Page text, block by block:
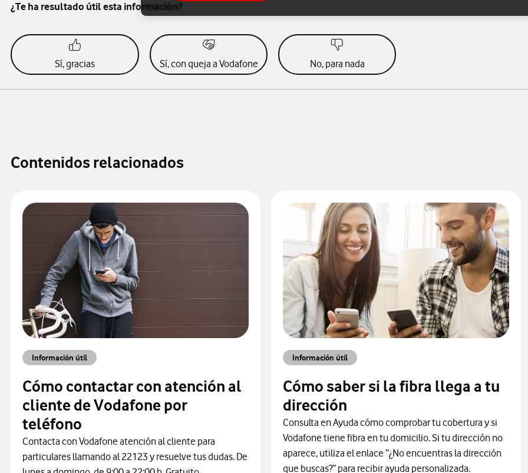
¿Te ha resultado útil esta información?
Sí, gracias Sí, con queja a Vodafone No, para nada
Contenidos relacionados
Información útil
Cómo contactar con atención al
cliente de Vodafone por
teléfono
Contacta con Vodafone atención al cliente para
particulares llamando al 22123 y resuelve tus dudas. De
Información útil
Cómo saber si la fibra llega a tu
dirección
Consulta en Ayuda cómo comprobar tu cobertura y si
Vodafone tiene fibra en tu domicilio. Si tu dirección no
aparece, utiliza el enlace “¿No encuentras la dirección
que buscas?” para recibir ayuda personalizada.